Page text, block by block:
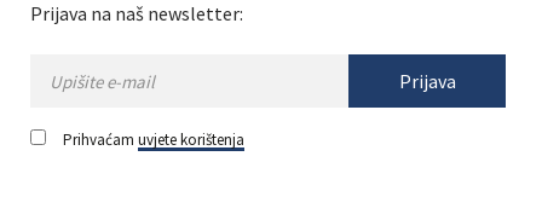
Prijava na naš newsletter:
Prijava
Prihvaćam uvjete korištenja